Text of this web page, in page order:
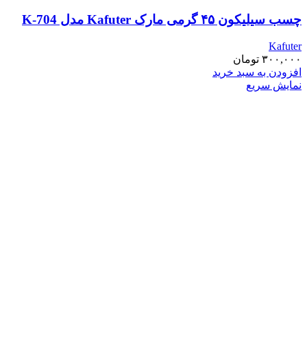
چسب سیلیکون ۴۵ گرمی مارک Kafuter مدل K-704
Kafuter
۳۰۰,۰۰۰ تومان
افزودن به سبد خرید
نمایش سریع